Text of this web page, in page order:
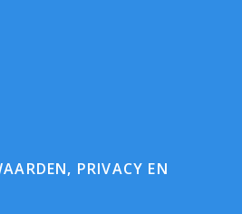
PRIVACY EN